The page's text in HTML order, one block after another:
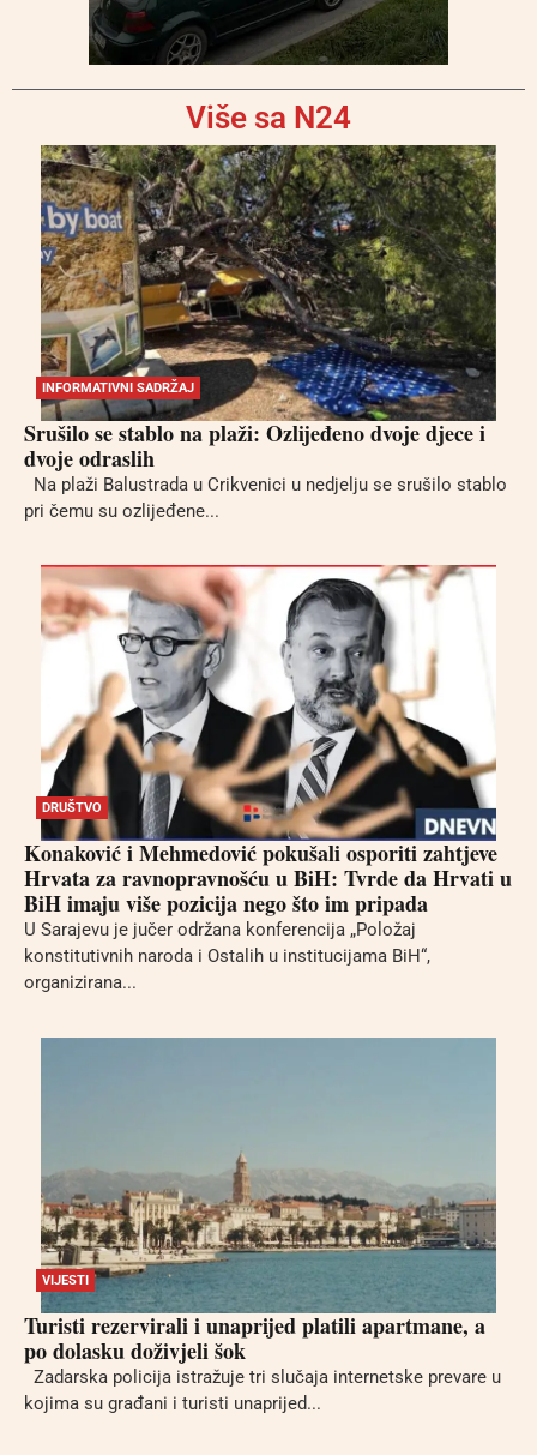
Više sa N24
INFORMATIVNI SADRŽAJ
Srušilo se stablo na plaži: Ozlijeđeno dvoje djece i
dvoje odraslih
Na plaži Balustrada u Crikvenici u nedjelju se srušilo stablo
pri čemu su ozlijeđene...
DRUŠTVO
Konaković i Mehmedović pokušali osporiti zahtjeve
Hrvata za ravnopravnošću u BiH: Tvrde da Hrvati u
BiH imaju više pozicija nego što im pripada
U Sarajevu je jučer održana konferencija „Položaj
konstitutivnih naroda i Ostalih u institucijama BiH“,
organizirana...
VIJESTI
Turisti rezervirali i unaprijed platili apartmane, a
po dolasku doživjeli šok
Zadarska policija istražuje tri slučaja internetske prevare u
kojima su građani i turisti unaprijed...